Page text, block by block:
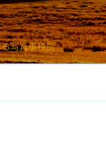
写真事務所